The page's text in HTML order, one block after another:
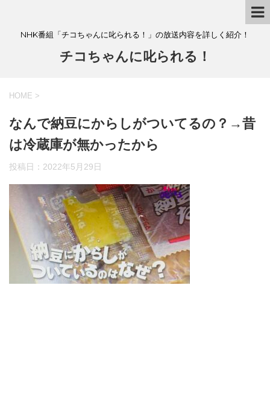
NHK番組「チコちゃんに叱られる！」の放送内容を詳しく紹介！
チコちゃんに叱られる！
HOME >
なんで納豆にからしがついてるの？→昔
は冷蔵庫が無かったから
投稿日： 2022年5月29日